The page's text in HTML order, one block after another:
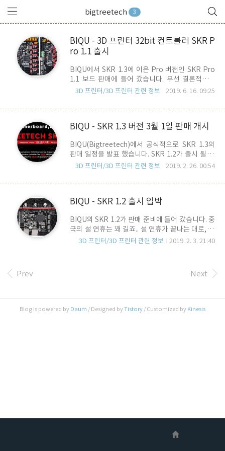
bigtreetech 3
BIQU - 3D 프린터 32bit 컨트롤러 SKR P
ro 1.1 출시
BIQU에서 SKR 1.3에 이은 Pro 버전인 SKR Pro
1.1 보드 판매에 들어 갔습니다. 우선 결론적으로
SKR 1.3과의 가격을 비교해 보면, 18.96달러 vs
차이를 가질 만큼 충분히 Pro로써의 자격을 가지고
서 제시한 SKR 1.3과 PRO 1.1고의 비교 테이블 입
변경이 되었습니다. 같은 32bit Processor이지만,
체급이 다른 Chip 이죠. LPC1768은 ARM사의
Cortex-M3 기반이고, STM32F407은 Cortex-
FPU(Floating Point Uni..
3D 프린터/3D 프린터 관련 정보 2019. 6. 16. 09:25
BIQU - SKR 1.3 버전 3월 1일 판매 개시
BIQU(Bigtreetech)에서 공식적으로 SKR 1.3의
판매 일정을 발표 했습니다. SKR 1.2가 출시 될 것
이라고 예상했었는데, 1.2는 내부 Debugging 버전
와중에 공지에 오타가 있네요.. 굵은 타이틀과 아래
다는.. >
3D 프린터/3D 프린터 관련 정보 2019. 2. 26. 00:54
BIQU - SKR 1.2 출시 입박
BIQU의 SKR 1.2가 판매 준비에 들어 갔습니다. 중
국의 설 연휴는 꽤 길죠.. 설 연휴가 끝나는 대로, 대
략 2 주 후에 판매가 될 것으로 예상됩니다. Form
크게 달라진 것은 없어 보입니다. 교환이 가능한
mini blade Fuse가 추가 되었구요. 10A, 20A.. 사
서 지운 것 같기도 하고.. Pololu Driver의 소켓에는
X/Y/Z 3 포트에 위와 같이 Diag 핀 홀이 나와 있는
3D 프린터/3D 프린터 관련 정보 2019. 2. 3. 21:40
Prev Next
Blog is powered by Daum / Designed byTistory / Customized by Kinesis